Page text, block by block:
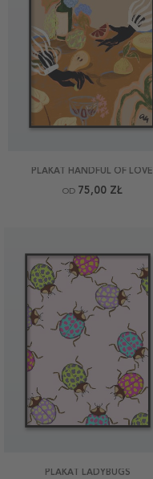
PLAKAT HANDFUL OF LOVE
OD 75,00 ZŁ
PLAKAT LADYBUGS